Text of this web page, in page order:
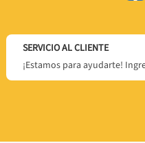
SERVICIO AL CLIENTE
¡Estamos para ayudarte!